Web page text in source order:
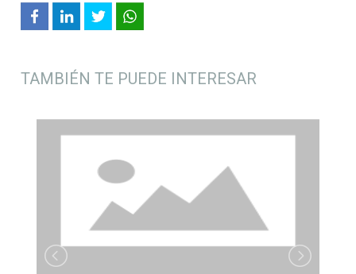
TAMBIÉN TE PUEDE INTERESAR